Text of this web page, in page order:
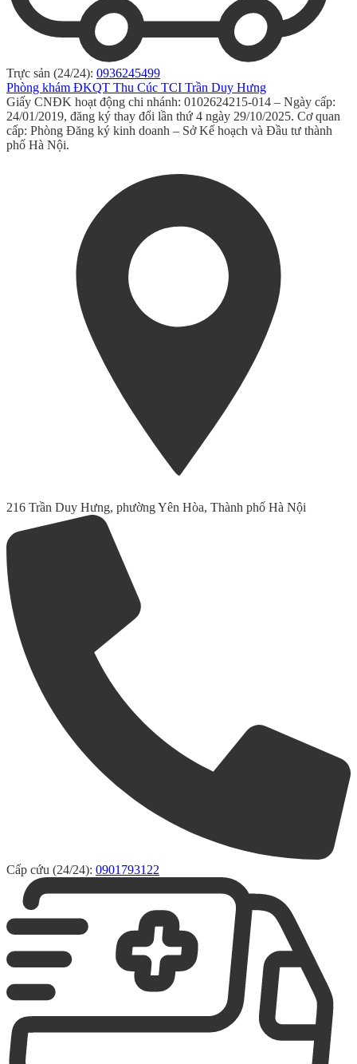
Trực sản (24/24): 0936245499
Phòng khám ĐKQT Thu Cúc TCI Trần Duy Hưng
Giấy CNĐK hoạt động chi nhánh: 0102624215-014 – Ngày cấp:
24/01/2019, đăng ký thay đổi lần thứ 4 ngày 29/10/2025. Cơ quan
cấp: Phòng Đăng ký kinh doanh – Sở Kế hoạch và Đầu tư thành
phố Hà Nội.
216 Trần Duy Hưng, phường Yên Hòa, Thành phố Hà Nội
Cấp cứu (24/24): 0901793122